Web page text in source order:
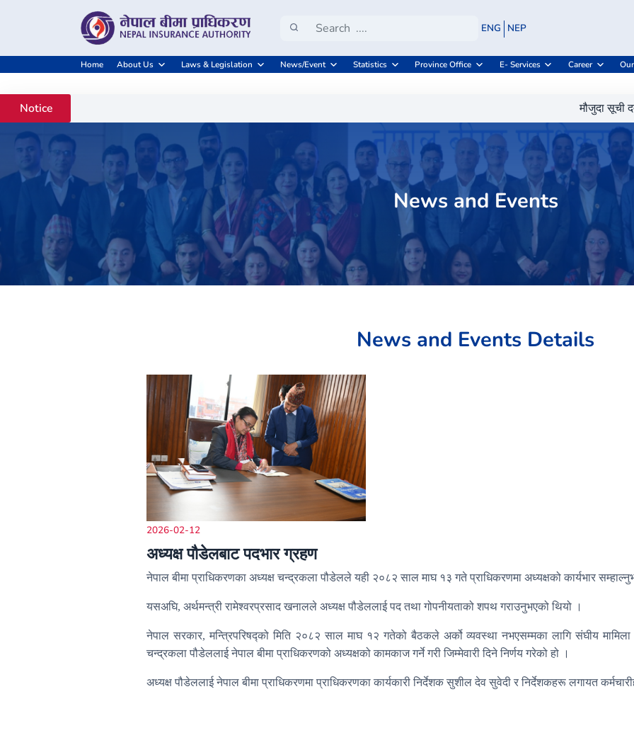
ENG NEP
Home About Us Laws & Legislation News/Event Statistics Province Office E- Services Career
Notice मौजुदा सूची दर्ता
News and Events
News and Events Details
2026-02-12
अध्यक्ष पौडेलबाट पदभार ग्रहण
नेपाल बीमा प्राधिकरणका अध्यक्ष चन्द्रकला पौडेलले यही २०८२ साल माघ १३ गते प्राधिकरणमा अध्यक्षको कार्यभार
यसअघि, अर्थमन्त्री रामेश्वरप्रसाद खनालले अध्यक्ष पौडेललाई पद तथा गोपनीयताको शपथ गराउनुभएको थियो ।
नेपाल सरकार, मन्त्रिपरिषद्को मिति २०८२ साल माघ १२ गतेको बैठकले अर्को व्यवस्था नभएसम्मका लागि संघीय
चन्द्रकला पौडेललाई नेपाल बीमा प्राधिकरणको अध्यक्षको कामकाज गर्ने गरी जिम्मेवारी दिने निर्णय गरेको हो ।
अध्यक्ष पौडेललाई नेपाल बीमा प्राधिकरणमा प्राधिकरणका कार्यकारी निर्देशक सुशील देव सुवेदी र निर्देशकहरू लगायत